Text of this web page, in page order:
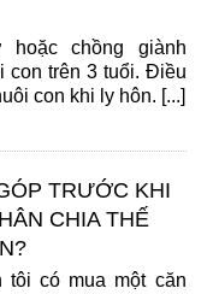
chồng giành
con trên 3 tuổi. Điều
con khi ly hôn. [...]
TRƯỚC KHI
CHIA THẾ
tôi có mua một căn